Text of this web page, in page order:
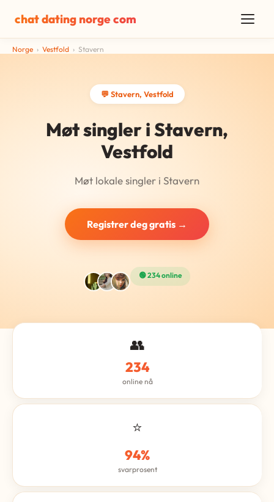
chat dating norge com
Norge › Vestfold › Stavern
💬 Stavern, Vestfold
Møt singler i Stavern,
Vestfold
Møt lokale singler i Stavern
Registrer deg gratis →
🟢 234 online
👥
234
online nå
⭐
94%
svarprosent